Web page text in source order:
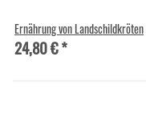
Ernährung von Landschildkröten
24,80 €*